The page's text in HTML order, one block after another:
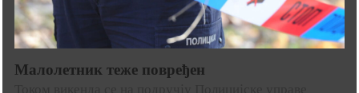
Малолетник теже повређен